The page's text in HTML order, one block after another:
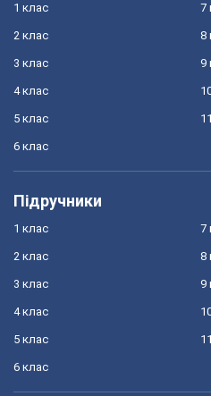
1 клас
2 клас
3 клас
4 клас
5 клас
6 клас
7
8
9
Підручники
1 клас
2 клас
3 клас
4 клас
5 клас
6 клас
7
8
9